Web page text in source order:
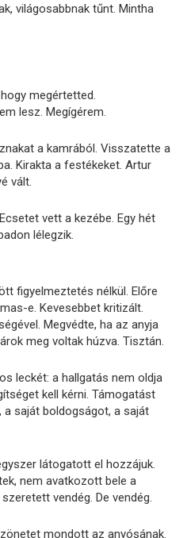
világosabbnak tűnt. Mintha
megértetted.
lesz. Megígérem.
a kamrából. Visszatette a
Kirakta a festékeket. Artur
vált.
vett a kezébe. Egy hét
lélegzik.
figyelmeztetés nélkül. Előre
e. Kevesebbet kritizált.
Megvédte, ha az anyja
meg voltak húzva. Tisztán.
leckét: a hallgatás nem oldja
kell kérni. Támogatást
a saját boldogságot, a saját
látogatott el hozzájuk.
nem avatkozott bele a
vendég. De vendég.
mondott az anyósának.